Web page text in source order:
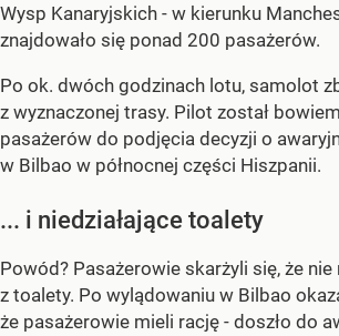
Wysp Kanaryjskich - w kierunku
znajdowało się ponad 200 pasażerów.
Po ok. dwóch godzinach lotu, samolot
z wyznaczonej trasy. Pilot został
pasażerów do podjęcia decyzji o
w Bilbao w północnej części Hiszpanii.
... i niedziałające toalety
Powód? Pasażerowie skarżyli się, że
z toalety. Po wylądowaniu w Bilbao
że pasażerowie mieli rację - doszło do